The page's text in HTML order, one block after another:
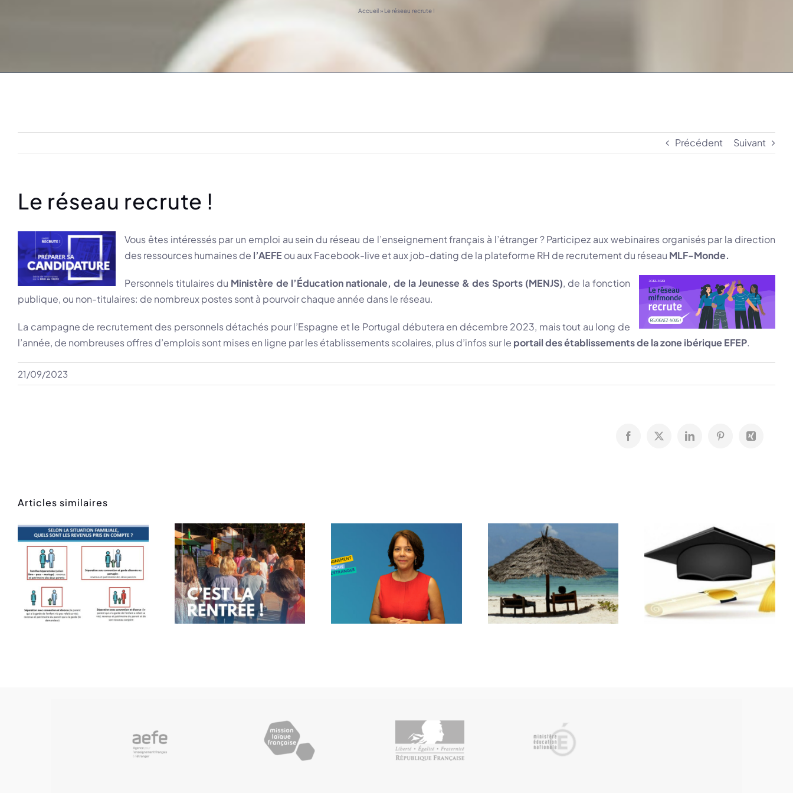
Accueil» Le réseau recrute !
Précédent Suivant
Le réseau recrute !
Vous êtes intéressés par un emploi au sein du réseau de l’enseignement français à l’étranger ? Participez aux webinaires organisés par la direction
des ressources humaines de l’AEFE ou aux Facebook-live et aux job-dating de la plateforme RH de recrutement du réseau MLF-Monde.
Personnels titulaires du Ministère de l’Éducation nationale, de la Jeunesse & des Sports(MENJS), de la fonction
publique, ou non-titulaires: de nombreux postes sont à pourvoir chaque année dans le réseau.
La campagne de recrutement des personnels détachés pour l’Espagne et le Portugal débutera en décembre 2023, mais tout au long de
l’année, de nombreuses offres d’emplois sont mises en ligne par les établissements scolaires, plus d’infos sur le portail des établissements de la zone ibérique EFEP.
21/09/2023
Facebook
X LinkedInPinterestXing
Articles similaires
Rentrée des
classes
Message de
rentrée
Voilà l’été…
Résultats du
Bac
Bourses
scolaires